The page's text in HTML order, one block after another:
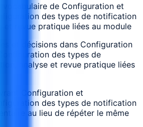
vocabulaire de Configuration et
des types de notification
et revue pratique liées au module
et décisions dans Configuration
des types de
analyse et revue pratique liées
Configuration et
des types de notification
au lieu de répéter le même